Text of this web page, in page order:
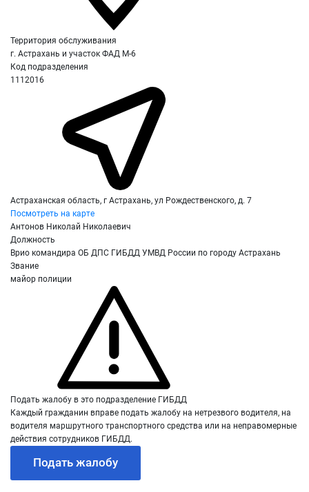
Территория обслуживания
г. Астрахань и участок ФАД М-6
Код подразделения
1112016
Астраханская область, г Астрахань, ул Рождественского, д. 7
Посмотреть на карте
Антонов Николай Николаевич
Должность
Врио командира ОБ ДПС ГИБДД УМВД России по городу Астрахань
Звание
майор полиции
Подать жалобу в это подразделение ГИБДД
Каждый гражданин вправе подать жалобу на нетрезвого водителя, на
водителя маршрутного транспортного средства или на неправомерные
действия сотрудников ГИБДД.
Подать жалобу